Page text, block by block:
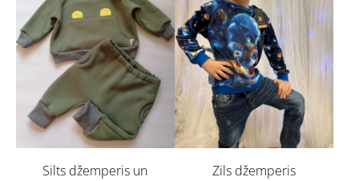
Silts džemperis un
Zils džemperis